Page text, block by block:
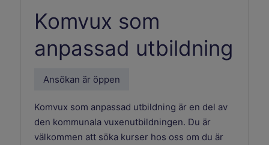
Komvux som
anpassad utbildning
Ansökan är öppen
Komvux som anpassad utbildning är en del av
den kommunala vuxenutbildningen. Du är
välkommen att söka kurser hos oss om du är